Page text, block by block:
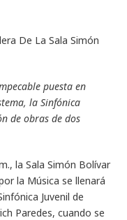
puesta en
la Sinfónica
de obras de dos
la Sala Simón Bolívar
la Música se llenará
Juvenil de
Paredes, cuando se